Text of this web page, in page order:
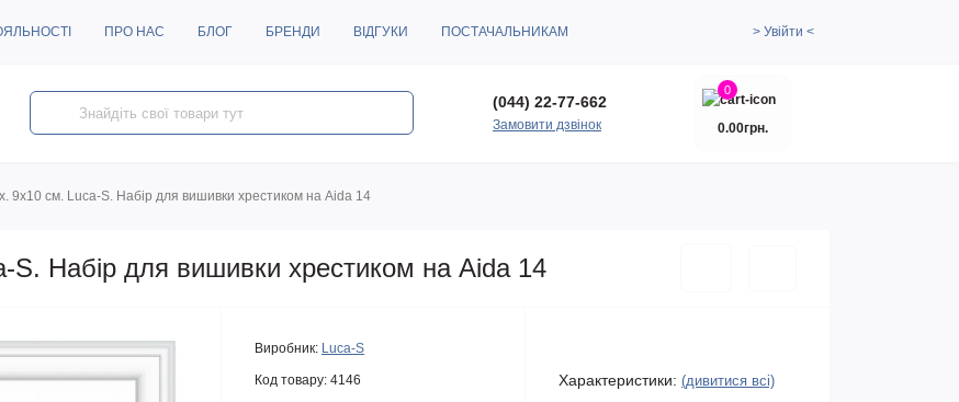
ПРО НАС БЛОГ БРЕНДИ ВІДГУКИ ПОСТАЧАЛЬНИКАМ > Увійти <
(044) 22-77-662
Замовити дзвінок
0
0.00грн.
9х10 см. Luca-S. Набір для вишивки хрестиком на Aida 14
S. Набір для вишивки хрестиком на Aida 14
Виробник: Luca-S
Код товару: 4146 Характеристики: (дивитися всі)